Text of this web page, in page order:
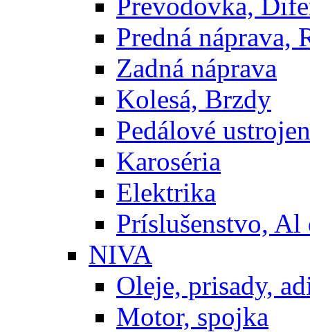
Predná náprava,
Zadná náprava
Kolesá, Brzdy
Pedálové
Karoséria
Elektrika
Príslušenstvo, Al
NIVA
Oleje, prisady,
Motor, spojka